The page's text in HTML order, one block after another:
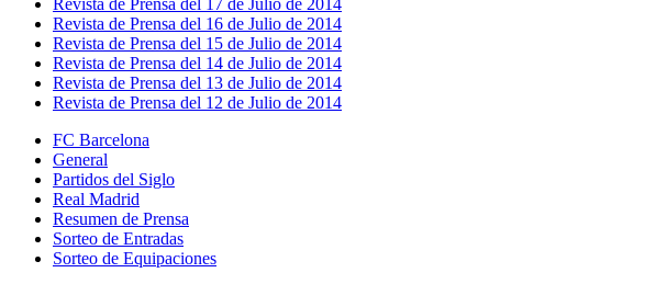
Revista de Prensa del 16 de Julio de 2014
Revista de Prensa del 15 de Julio de 2014
Revista de Prensa del 14 de Julio de 2014
Revista de Prensa del 13 de Julio de 2014
Revista de Prensa del 12 de Julio de 2014
FC Barcelona
General
Partidos del Siglo
Real Madrid
Resumen de Prensa
Sorteo de Entradas
Sorteo de Equipaciones